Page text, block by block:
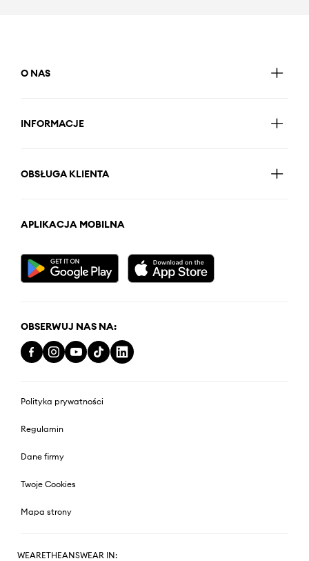
O NAS
INFORMACJE
OBSŁUGA KLIENTA
APLIKACJA MOBILNA
OBSERWUJ NAS NA:
Polityka prywatności
Regulamin
Dane firmy
Twoje Cookies
Mapa strony
WEARETHEANSWEAR IN: